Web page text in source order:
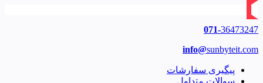
071-36473247
info@sunbyteit.com
پیگیری سفارشات
سوالات متداول